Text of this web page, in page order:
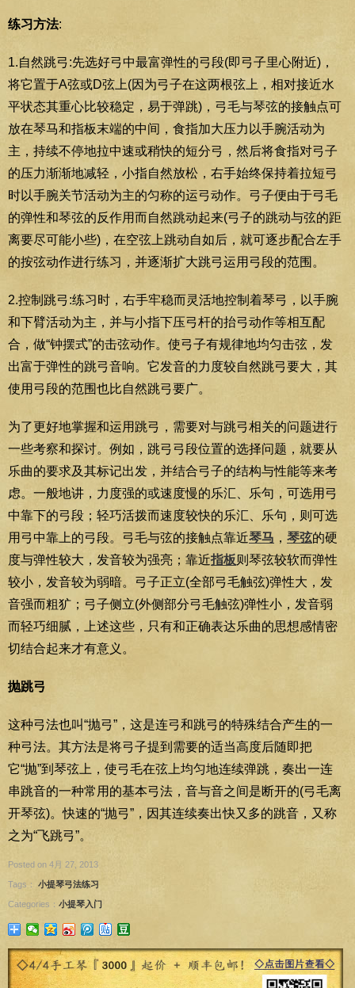
练习方法:
1.自然跳弓:先选好弓中最富弹性的弓段(即弓子里心附近)，
将它置于A弦或D弦上(因为弓子在这两根弦上，相对接近水
平状态其重心比较稳定，易于弹跳)，弓毛与琴弦的接触点可
放在琴马和指板末端的中间，食指加大压力以手腕活动为
主，持续不停地拉中速或稍快的短分弓，然后将食指对弓子
的压力渐渐地减轻，小指自然放松，右手始终保持着拉短弓
时以手腕关节活动为主的匀称的运弓动作。弓子便由于弓毛
的弹性和琴弦的反作用而自然跳动起来(弓子的跳动与弦的距
离要尽可能小些)，在空弦上跳动自如后，就可逐步配合左手
的按弦动作进行练习，并逐渐扩大跳弓运用弓段的范围。
2.控制跳弓:练习时，右手牢稳而灵活地控制着琴弓，以手腕
和下臂活动为主，并与小指下压弓杆的抬弓动作等相互配
合，做“钟摆式”的击弦动作。使弓子有规律地均匀击弦，发
出富于弹性的跳弓音响。它发音的力度较自然跳弓要大，其
使用弓段的范围也比自然跳弓要广。
为了更好地掌握和运用跳弓，需要对与跳弓相关的问题进行
一些考察和探讨。例如，跳弓弓段位置的选择问题，就要从
乐曲的要求及其标记出发，并结合弓子的结构与性能等来考
虑。一般地讲，力度强的或速度慢的乐汇、乐句，可选用弓
中靠下的弓段；轻巧活拨而速度较快的乐汇、乐句，则可选
用弓中靠上的弓段。弓毛与弦的接触点靠近琴马 ， 琴弦的硬
度与弹性较大，发音较为强亮；靠近指板则琴弦较软而弹性
较小，发音较为弱暗。弓子正立(全部弓毛触弦)弹性大，发
音强而粗犷；弓子侧立(外侧部分弓毛触弦)弹性小，发音弱
而轻巧细腻，上述这些，只有和正确表达乐曲的思想感情密
切结合起来才有意义。
抛跳弓
这种弓法也叫“抛弓”，这是连弓和跳弓的特殊结合产生的一
种弓法。其方法是将弓子提到需要的适当高度后随即把
它“抛”到琴弦上，使弓毛在弦上均匀地连续弹跳，奏出一连
串跳音的一种常用的基本弓法，音与音之间是断开的(弓毛离
开琴弦)。快速的“抛弓”，因其连续奏出快又多的跳音，又称
之为“飞跳弓”。
Posted on 4月 27, 2013
Tags： 小提琴弓法练习
Categories： 小提琴入门